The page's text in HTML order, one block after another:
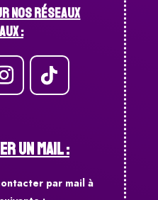
nos réseaux
:
UN MAIL :
par mail à